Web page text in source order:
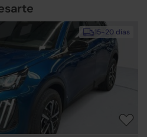
15-20 días